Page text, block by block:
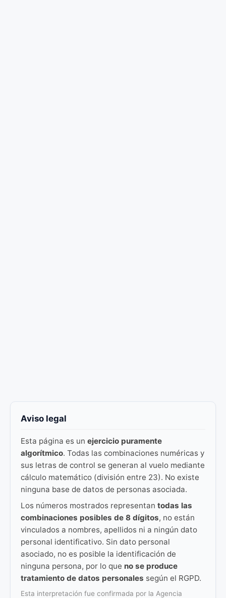
Aviso legal
Esta página es un ejercicio puramente
algorítmico. Todas las combinaciones numéricas y
sus letras de control se generan al vuelo mediante
cálculo matemático (división entre 23). No existe
ninguna base de datos de personas asociada.
Los números mostrados representan todas las
combinaciones posibles de 8 dígitos, no están
vinculados a nombres, apellidos ni a ningún dato
personal identificativo. Sin dato personal
asociado, no es posible la identificación de
ninguna persona, por lo que no se produce
tratamiento de datos personales según el RGPD.
Esta interpretación fue confirmada por la Agencia